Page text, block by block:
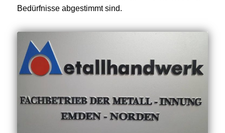
Bedürfnisse abgestimmt sind.